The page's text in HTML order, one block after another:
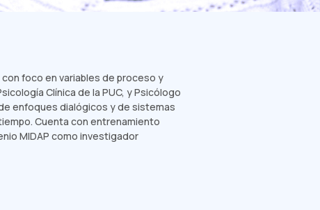
foco en variables de proceso y
Clínica de la PUC, y Psicólogo
enfoques dialógicos y de sistemas
Cuenta con entrenamiento
MIDAP como investigador